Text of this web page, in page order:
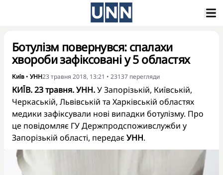
Ботулізм повернувся: спалахи
хвороби зафіксовані у 5 областях
Київ • УНН23 травня 2018, 13:21 • 23137 перегляди
КИЇВ. 23 травня. УНН.У Запорізькій, Київській,
Черкаській, Львівській та Харківській областях
медики зафіксували нові випадки ботулізму. Про
це повідомляє ГУ Держпродспоживслужби у
Запорізькій області, передає УНН.